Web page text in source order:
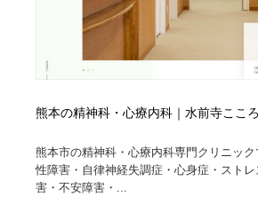
熊本の精神科・心療内科｜水前寺ここ
熊本市の精神科・心療内科専門クリニッ
性障害・自律神経失調症・心身症・スト
害・不安障害・...